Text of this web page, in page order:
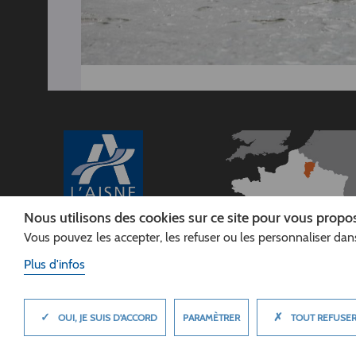
CONSEIL
L'AISNE
Rue Paul Doumer
Nous utilisons des cookies sur ce site pour vous
Vous pouvez les accepter, les refuser ou les personnaliser
Plus d'infos
✓ OUI, JE SUIS D'ACCORD PARAMÈTRER ✗ TOUT REFUSER
MASQUER